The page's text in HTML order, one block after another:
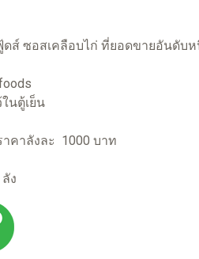
ส์ ซอสเคลือบไก่ ที่ยอดขายอันดับ
นตู้เย็น
คาลังละ 1000 บาท
ง